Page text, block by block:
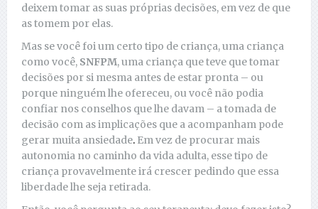
deixem tomar as suas próprias decisões, em vez de que
as tomem por elas.
Mas se você foi um certo tipo de criança, uma criança
como você, SNFPM, uma criança que teve que tomar
decisões por si mesma antes de estar pronta – ou
porque ninguém lhe ofereceu, ou você não podia
confiar nos conselhos que lhe davam – a tomada de
decisão com as implicações que a acompanham pode
gerar muita ansiedade. Em vez de procurar mais
autonomia no caminho da vida adulta, esse tipo de
criança provavelmente irá crescer pedindo que essa
liberdade lhe seja retirada.